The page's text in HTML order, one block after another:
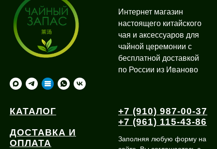
Интернет магазин
настоящего китайского
чая и аксессуаров для
чайной церемонии с
бесплатной доставкой
по России из Иваново
КАТАЛОГ
ДОСТАВКА И
ОПЛАТА
+7 (910) 987-00-37
+7 (961) 115-43-86
Заполняя любую форму на